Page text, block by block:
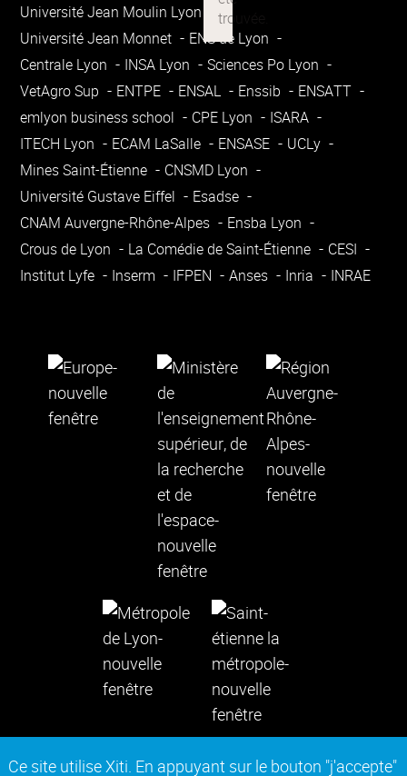
Ce site utilise Xiti. En appuyant sur le bouton "j'accepte"
Université Jean Moulin Lyon 3
Université Jean Monnet
ENS de Lyon
Centrale Lyon
INSA Lyon
Sciences Po Lyon
VetAgro Sup
ENTPE ENSAL Enssib
ENSATT
emlyon business school
CPE Lyon
ISARA
ITECH Lyon
ECAM LaSalle ENSASE
UCLy
Mines Saint-Étienne
CNSMD Lyon
Université Gustave Eiffel
Esadse
CNAM Auvergne-Rhône-Alpes
Ensba Lyon
Crous de Lyon
La Comédie de Saint-Étienne
CESI
Institut Lyfe
Inserm IFPEN Anses Inria INRAE